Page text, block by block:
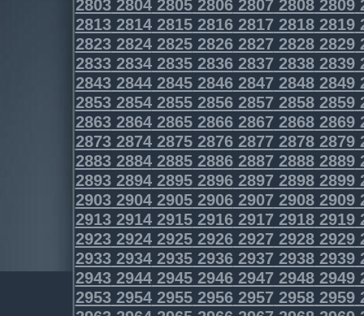
2803280428052806280728082809
2813281428152816281728182819
2823282428252826282728282829
2833283428352836283728382839
2843284428452846284728482849
2853285428552856285728582859
2863286428652866286728682869
2873287428752876287728782879
2883288428852886288728882889
2893289428952896289728982899
2903290429052906290729082909
2913291429152916291729182919
2923292429252926292729282929
2933293429352936293729382939
2943294429452946294729482949
2953295429552956295729582959